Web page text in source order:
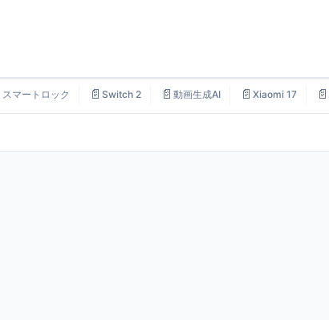
スマートロック 📄 Switch 2 📄 動画生成AI 📄 Xiaomi 17 📄